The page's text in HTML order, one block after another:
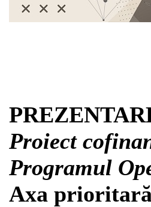
Proiect
Programul
Axa